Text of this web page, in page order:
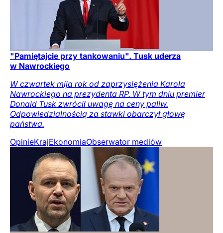
"Pamiętajcie przy tankowaniu". Tusk uderza
w Nawrockiego
W czwartek mija rok od zaprzysiężenia Karola
Nawrockiego na prezydenta RP. W tym dniu premier
Donald Tusk zwrócił uwagę na ceny paliw.
Odpowiedzialnością za stawki obarczył głowę
państwa.
OpinieKrajEkonomiaObserwator mediów